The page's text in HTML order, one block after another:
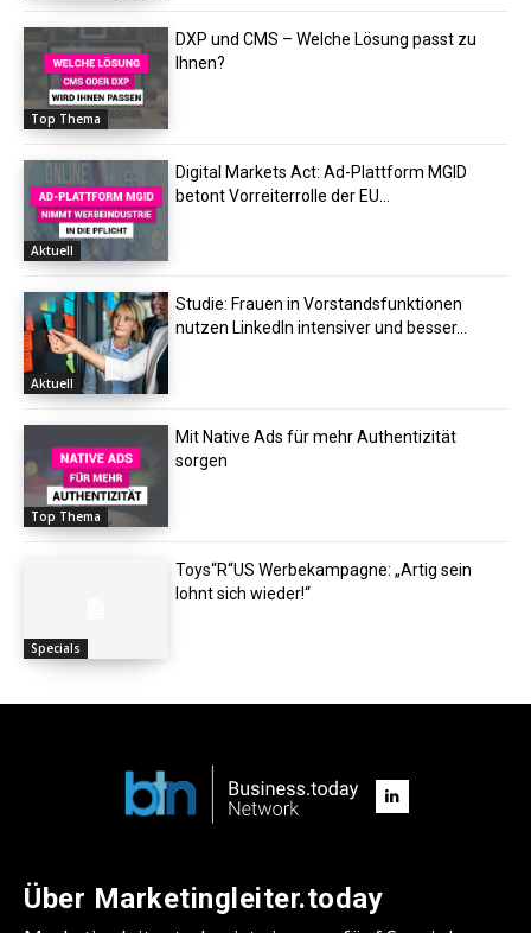
Top Thema
DXP und CMS – Welche Lösung passt zu
Ihnen?
Aktuell
Digital Markets Act: Ad-Plattform MGID
betont Vorreiterrolle der EU...
Aktuell
Studie: Frauen in Vorstandsfunktionen
nutzen LinkedIn intensiver und besser...
Top Thema
Mit Native Ads für mehr Authentizität
sorgen
Specials
Toys“R“US Werbekampagne: „Artig sein
lohnt sich wieder!“
Über Marketingleiter.today